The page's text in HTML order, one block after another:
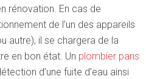
rénovation. En cas de
de l’un des appareils
autre), il se chargera de la
en bon état. Un plombier paris
d’une fuite d’eau ainsi